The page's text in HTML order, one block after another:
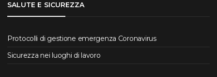
SALUTE E SICUREZZA
Protocolli di gestione emergenza Coronavirus
Sicurezza nei luoghi di lavoro